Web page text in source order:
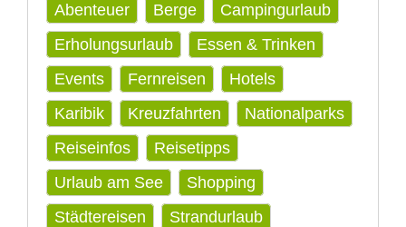
Abenteuer Berge
Campingurlaub
Erholungsurlaub
Essen & Trinken
Events
Fernreisen
Hotels
Karibik
Kreuzfahrten
Nationalparks
Reiseinfos
Reisetipps
Urlaub am See
Shopping
Städtereisen
Strandurlaub